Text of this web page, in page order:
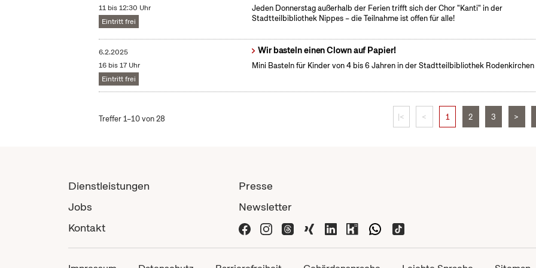
11 bis 12:30 Uhr
Eintritt frei
Jeden Donnerstag außerhalb der Ferien trifft sich der Chor "Kanti" in der
Stadtteilbibliothek Nippes – die Teilnahme ist offen für alle!
6.2.2025
16 bis 17 Uhr
Eintritt frei
Wir basteln einen Clown auf Papier!
Mini Basteln für Kinder von 4 bis 6 Jahren in der Stadtteilbibliothek Rodenkirchen
Treffer 1–10 von 28 |< < 1 2 3 >
Dienstleistungen
Jobs
Kontakt
Presse
Newsletter